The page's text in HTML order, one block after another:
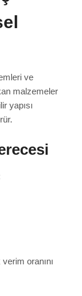
ve
malzemeler
yapısı
oranını